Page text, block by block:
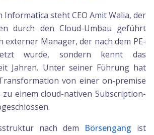
Informatica steht CEO Amit Walia, der
durch den Cloud-Umbau geführt
externer Manager, der nach dem PE-
wurde, sondern kennt das
Jahren. Unter seiner Führung hat
von einer on-premise
zu einem cloud-nativen Subscription-
nach dem Börsengang ist